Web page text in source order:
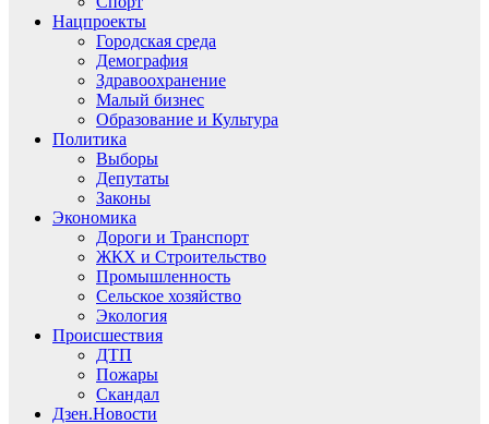
Нацпроекты
Городская среда
Демография
Здравоохранение
Малый бизнес
Образование и Культура
Политика
Выборы
Депутаты
Законы
Экономика
Дороги и Транспорт
ЖКХ и Строительство
Промышленность
Сельское хозяйство
Экология
Происшествия
ДТП
Пожары
Скандал
Дзен.Новости